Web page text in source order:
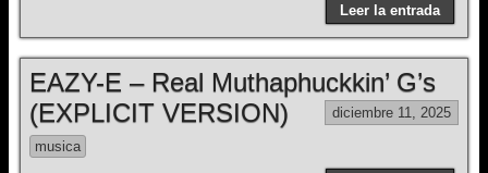
Leer la entrada
EAZY-E – Real Muthaphuckkin’ G’s
(EXPLICIT VERSION)
diciembre 11, 2025
musica